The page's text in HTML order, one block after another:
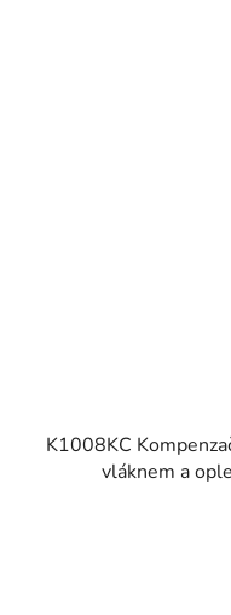
K1008KC
vláknem a